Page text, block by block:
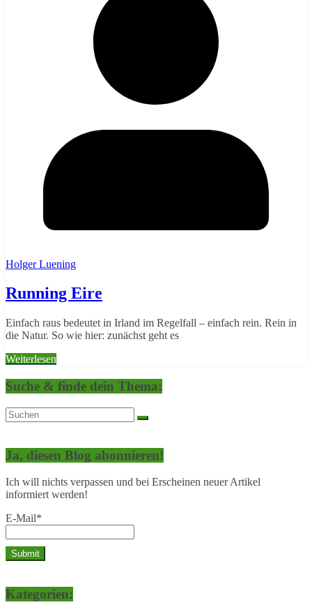
Holger Luening
Running Eire
Einfach raus bedeutet in Irland im Regelfall – einfach rein. Rein in
die Natur. So wie hier: zunächst geht es
Weiterlesen
Suche & finde dein Thema:
Ja, diesen Blog abonnieren!
Ich will nichts verpassen und bei Erscheinen neuer Artikel
informiert werden!
E-Mail*
Kategorien: